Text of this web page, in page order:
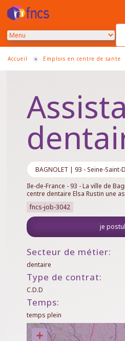
contenu
Accueil » Emplois en centre de sante
BAGNOLET | 93 - Seine-
Ile-de-France - 93 - La ville de
centre dentaire Elsa Rustin une
fncs-job-3042
je
Secteur de métier:
dentaire
Type de contrat:
C.D.D
Temps:
temps plein
+